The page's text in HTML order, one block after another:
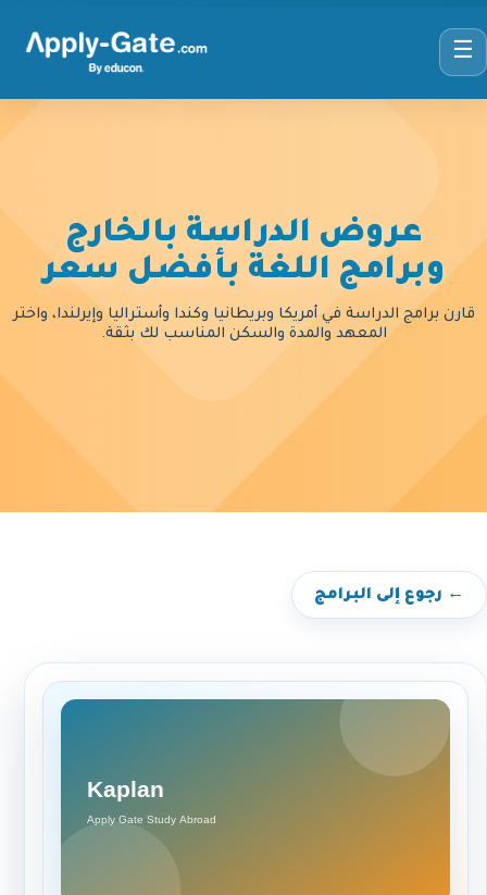
☰
عروض الدراسة بالخارج
وبرامج اللغة بأفضل سعر
قارن برامج الدراسة في أمريكا وبريطانيا وكندا وأستراليا وإيرلندا، واختر
المعهد والمدة والسكن المناسب لك بثقة.
← رجوع إلى البرامج